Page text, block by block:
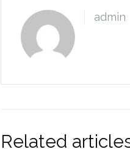
admin
Related